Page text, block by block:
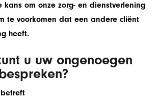
kans om onze zorg- en dienstverlening
te voorkomen dat een andere cliënt
heeft.
u uw ongenoegen